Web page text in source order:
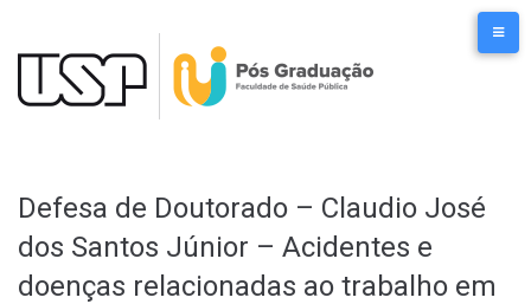
conteúdo
Defesa de Doutorado – Claudio José
dos Santos Júnior – Acidentes e
doenças relacionadas ao trabalho em